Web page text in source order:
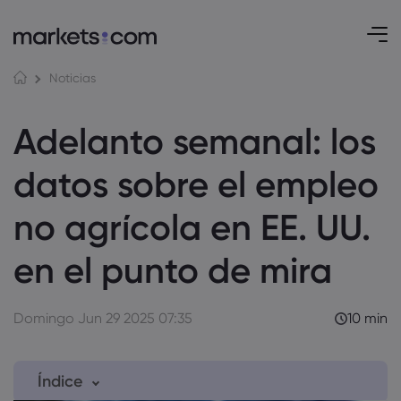
Noticias
Adelanto semanal: los
datos sobre el empleo
no agrícola en EE. UU.
en el punto de mira
Domingo Jun 29 2025 07:35 10 min
Índice